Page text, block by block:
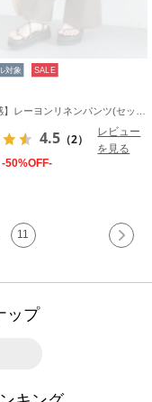
対象 SALE
4.5 （2）
レビュー
を見る
-50%OFF-
11
ップ